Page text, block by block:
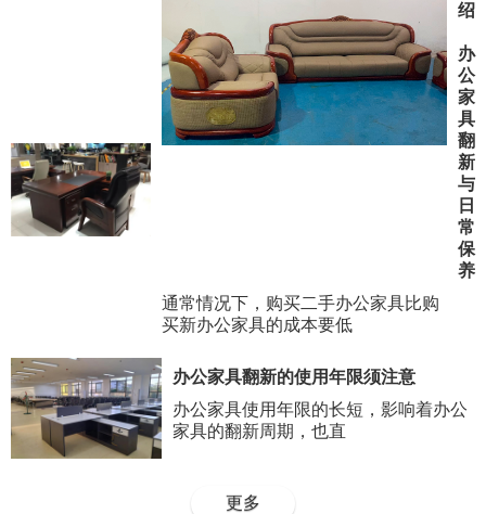
绍
办
公
家
具
翻
新
与
日
常
保
养
通常情况下，购买二手办公家具比购
买新办公家具的成本要低
办公家具翻新的使用年限须注意
办公家具使用年限的长短，影响着办公
家具的翻新周期，也直
更多